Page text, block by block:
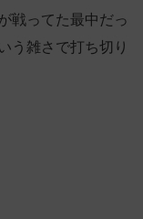
戦ってた最中だっ
う雑さで打ち切り